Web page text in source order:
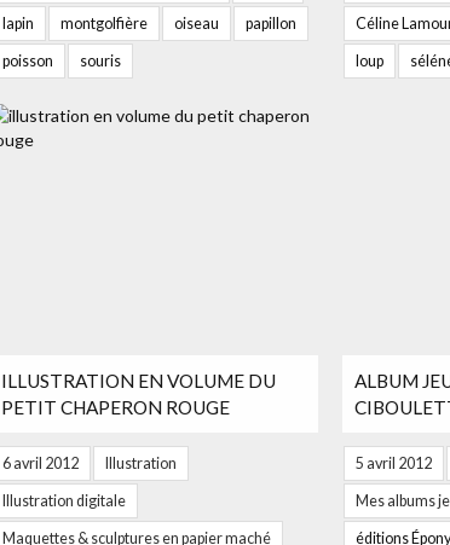
lapin montgolfière oiseau papillon
poisson souris
Céline
loup
ILLUSTRATION EN VOLUME DU
PETIT CHAPERON ROUGE
6 avril 2012 Illustration
Illustration digitale
Maquettes & sculptures en papier maché
ALBUM
5 avril 2012
Mes albums
éditions